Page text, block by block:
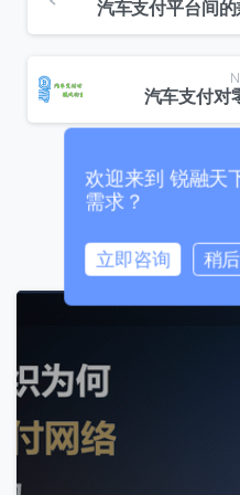
汽车支付平台间
汽车支付对
China
欢迎来到 锐融天
需求？
立即咨询 稍